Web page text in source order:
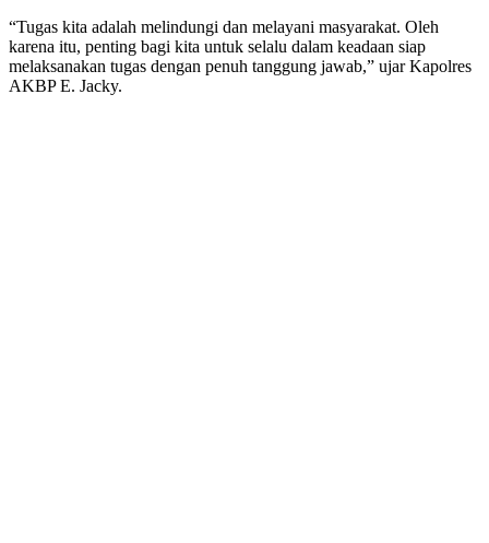
“Tugas kita adalah melindungi dan melayani masyarakat. Oleh
karena itu, penting bagi kita untuk selalu dalam keadaan siap
melaksanakan tugas dengan penuh tanggung jawab,” ujar Kapolres
AKBP E. Jacky.